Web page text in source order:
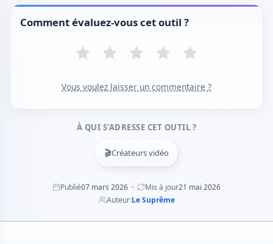
Comment évaluez-vous cet outil ?
Vous voulez laisser un commentaire ?
À QUI S'ADRESSE CET OUTIL ?
🎬Créateurs vidéo
Publié07 mars 2026 Mis à jour21 mai 2026
Auteur:Le Suprême